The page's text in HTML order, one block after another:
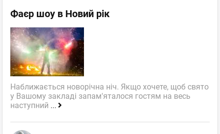
Фаєр шоу в Новий рік
Наближається новорічна ніч. Якщо хочете, щоб свято
у Вашому закладі запам'яталося гостям на весь
наступний ...